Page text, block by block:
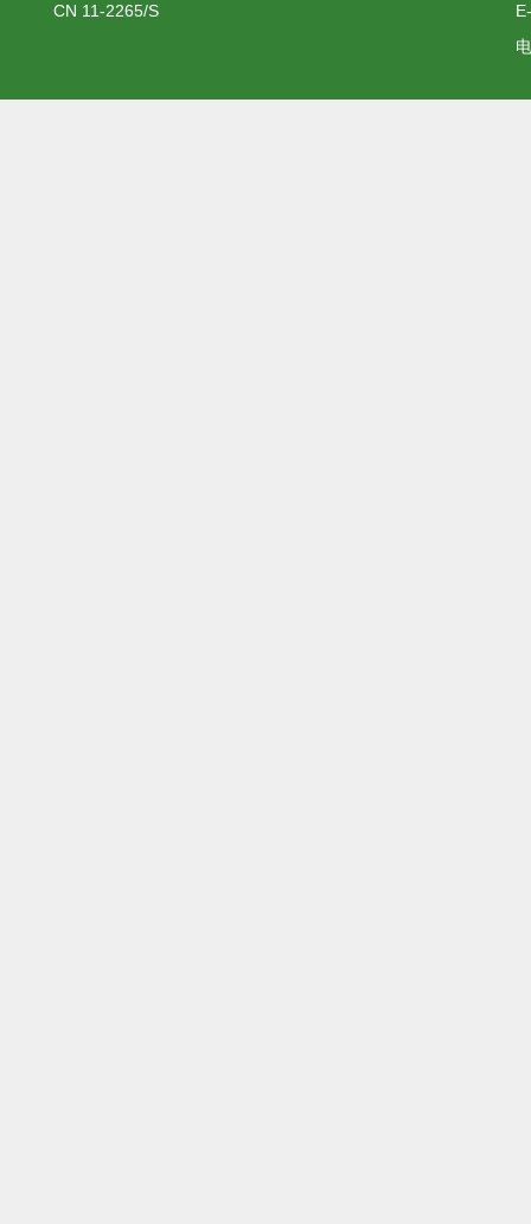
CN 11-2265/S